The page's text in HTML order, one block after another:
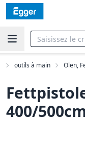
outils à main Ölen,
400/